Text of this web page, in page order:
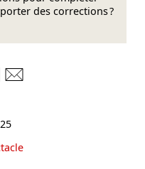
des corrections ?
LinkedIn
sur Mastodon
sur Bluesky
Partager sur Facebook